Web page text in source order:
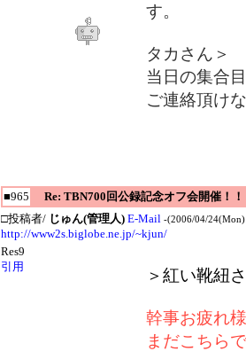
す。
タカさん＞
当日の集合
ご連絡頂け
■965 Re: TBN700回公録記念オフ会開催！！
□投稿者/ じゅん(管理人) E-Mail -(2006/04/
http://www2s.biglobe.ne.jp/~kjun/
Res9
引用
＞紅い靴紐
幹事お疲れ
まだこちら